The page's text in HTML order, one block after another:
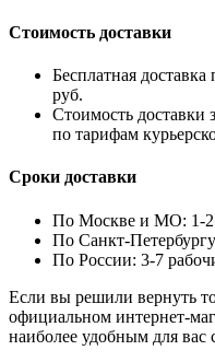
Стоимость доставки
Бесплатная
руб.
Стоимость доставки
по тарифам
Сроки доставки
По Москве и МО: 1-2
По Санкт-
По России: 3-7
Если вы решили вернуть
официальном интернет-
наиболее удобным для вас